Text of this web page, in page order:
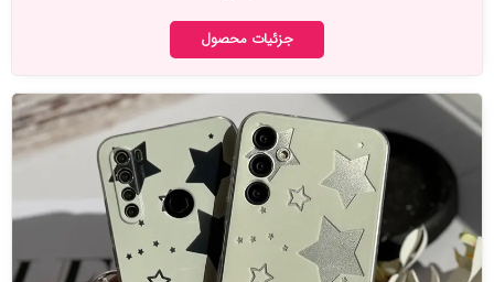
جزئیات محصول